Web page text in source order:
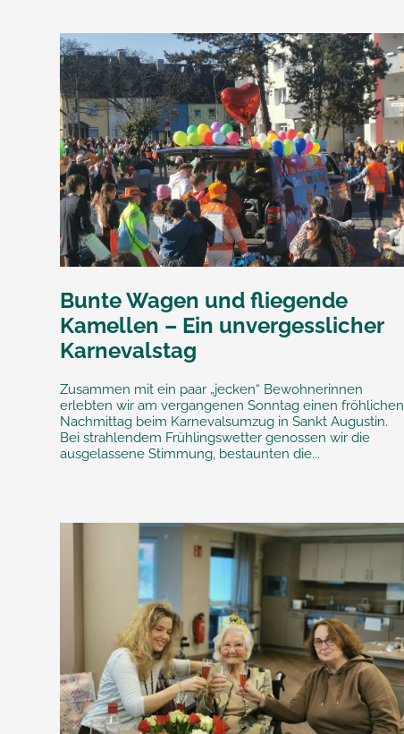
Bunte Wagen und fliegende
Kamellen – Ein unvergesslicher
Karnevalstag
Zusammen mit ein paar „jecken“ Bewohnerinnen
erlebten wir am vergangenen Sonntag einen fröhlichen
Nachmittag beim Karnevalsumzug in Sankt Augustin.
Bei strahlendem Frühlingswetter genossen wir die
ausgelassene Stimmung, bestaunten die...